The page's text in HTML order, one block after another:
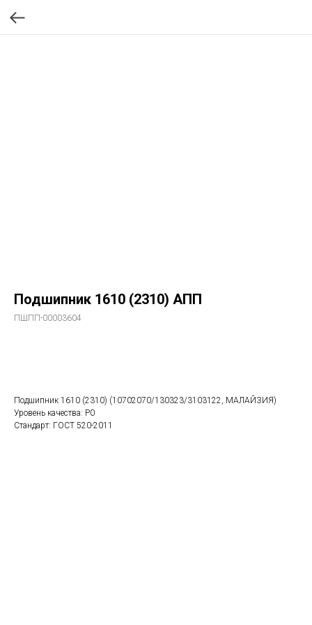
Подшипник 1610 (2310) АПП
ПШПП-00003604
Подшипник 1610 (2310) (10702070/130323/3103122, МАЛАЙЗИЯ)
Уровень качества: P0
Стандарт: ГОСТ 520-2011